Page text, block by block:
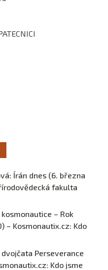
Írán dnes (6. března
fakulta
– Rok
– Kosmonautix.cz: Kdo
Perseverance
: Kdo jsme